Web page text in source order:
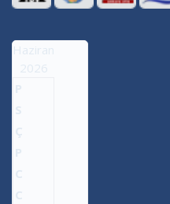
Haziran
2026
P
S
Ç
P
C
C